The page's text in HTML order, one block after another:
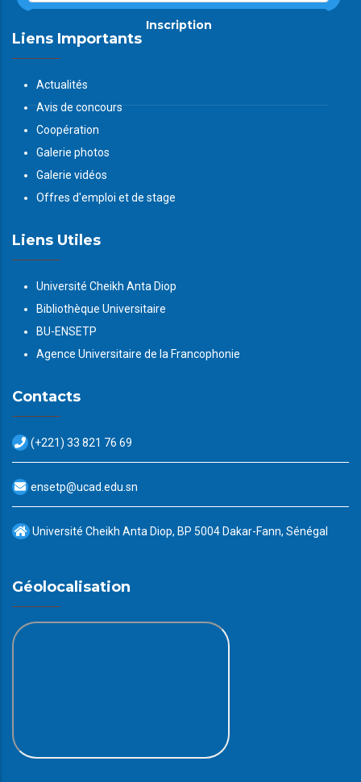
Inscription
Liens Importants
Actualités
Avis de concours
Coopération
Galerie photos
Galerie vidéos
Offres d'emploi et de stage
Liens Utiles
Université Cheikh Anta Diop
Bibliothèque Universitaire
BU-ENSETP
Agence Universitaire de la Francophonie
Contacts
(+221) 33 821 76 69
ensetp@ucad.edu.sn
Université Cheikh Anta Diop, BP 5004 Dakar-Fann, Sénégal
Géolocalisation